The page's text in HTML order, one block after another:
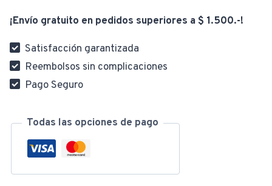
TG103251
cantidad
¡Envío gratuito en pedidos superiores a $ 1.500.-!
Satisfacción garantizada
Reembolsos sin complicaciones
Pago Seguro
Todas las opciones de pago